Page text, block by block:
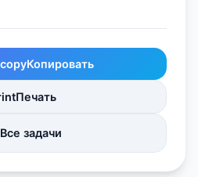
Копировать
Печать
Все задачи